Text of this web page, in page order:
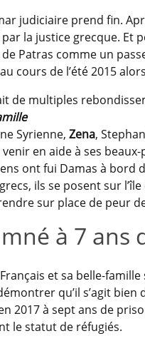
judiciaire prend fin.
par la justice grecque. Et
Patras comme un
cours de l’été 2015
de multiples
Syrienne, Zena,
en aide à ses
ont fui Damas à bord
ils se posent sur
sur place de peur
à 7 ans
et sa belle-
qu’il s’agit
2017 à sept ans de
le statut de réfugiés.